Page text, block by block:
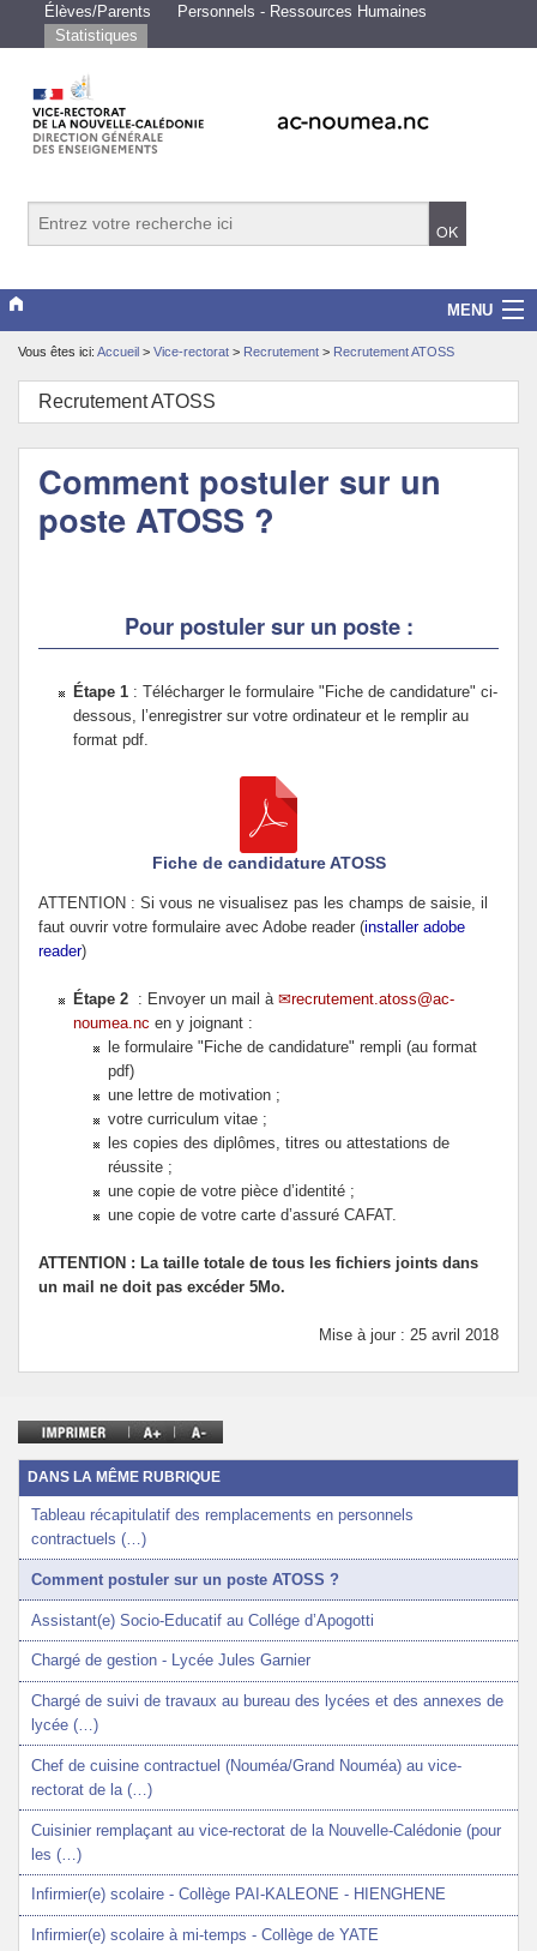
Élèves/Parents
Personnels - Ressources Humaines
Statistiques
MENU
Vice-rectorat
Scolarité/études
Enseignements
Examens/Concours
Vous êtes ici: Accueil > Vice-rectorat > Recrutement > Recrutement ATOSS
Recrutement ATOSS
Comment postuler sur un
poste ATOSS ?
Pour postuler sur un poste :
Étape 1: Télécharger le formulaire "Fiche de candidature" ci-
dessous, l’enregistrer sur votre ordinateur et le remplir au
format pdf.
Fiche de candidature ATOSS
ATTENTION : Si vous ne visualisez pas les champs de saisie, il
faut ouvrir votre formulaire avec Adobe reader (installer adobe
reader)
Étape 2 : Envoyer un mail à
recrutement.atoss@ac-
noumea.nc en y joignant :
le formulaire "Fiche de candidature" rempli (au format
pdf)
une lettre de motivation ;
votre curriculum vitae ;
les copies des diplômes, titres ou attestations de
réussite ;
une copie de votre pièce d’identité ;
une copie de votre carte d’assuré CAFAT.
ATTENTION : La taille totale de tous les fichiers joints dans
un mail ne doit pas excéder 5Mo.
Mise à jour : 25 avril 2018
DANS LA MÊME RUBRIQUE
Tableau récapitulatif des remplacements en personnels
contractuels (…)
Comment postuler sur un poste ATOSS ?
Assistant(e) Socio-Educatif au Collége d’Apogotti
Chargé de gestion - Lycée Jules Garnier
Chargé de suivi de travaux au bureau des lycées et des annexes de
lycée (…)
Chef de cuisine contractuel (Nouméa/Grand Nouméa) au vice-
rectorat de la (…)
Cuisinier remplaçant au vice-rectorat de la Nouvelle-Calédonie (pour
les (…)
Infirmier(e) scolaire - Collège PAI-KALEONE - HIENGHENE
Infirmier(e) scolaire à mi-temps - Collège de YATE